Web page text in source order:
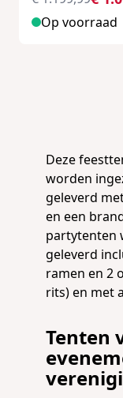
Op voorraad
Deze
worden
geleverd
en een
partytenten
geleverd
ramen en 2
rits) en met
Tenten